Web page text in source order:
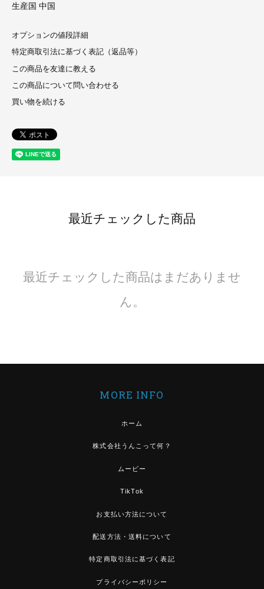
生産国 中国
オプションの値段詳細
特定商取引法に基づく表記（返品等）
この商品を友達に教える
この商品について問い合わせる
買い物を続ける
最近チェックした商品
最近チェックした商品はまだありませ
ん。
MORE INFO
ホーム
株式会社うんこって何？
ムービー
TikTok
お支払い方法について
配送方法・送料について
特定商取引法に基づく表記
プライバシーポリシー